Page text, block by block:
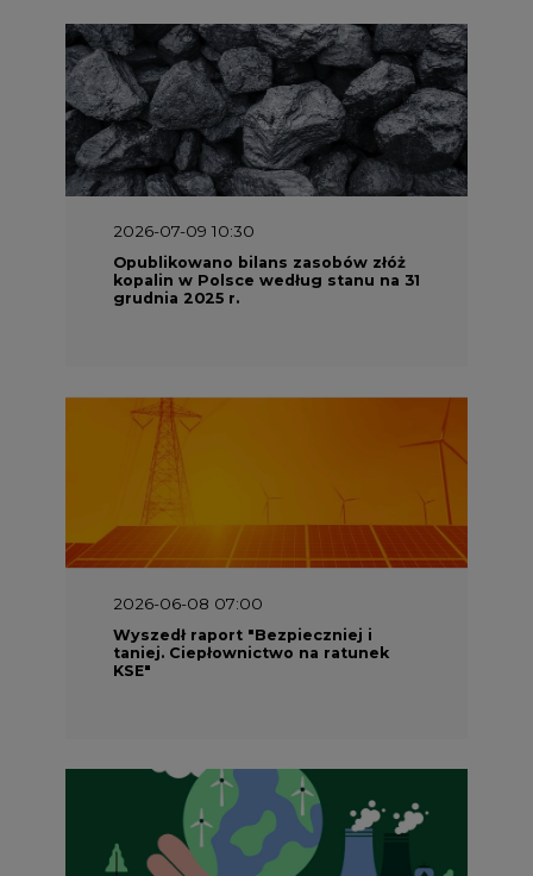
2026-07-09 10:30
Opublikowano bilans zasobów złóż
kopalin w Polsce według stanu na 31
grudnia 2025 r.
2026-06-08 07:00
Wyszedł raport "Bezpieczniej i
taniej. Ciepłownictwo na ratunek
KSE"